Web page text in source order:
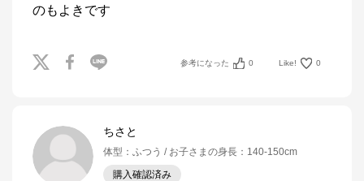
のもよきです
参考になった 0 Like! 0
ちさと
体型 ： ふつう お子さまの身長 ： 140-150cm
購入確認済み